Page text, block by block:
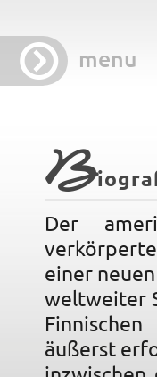
menu
B
Der
einer
weltweiter
äußerst